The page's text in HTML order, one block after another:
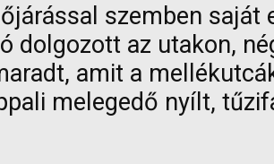
szemben
dolgozott az utakon,
amit a
melegedő nyílt,